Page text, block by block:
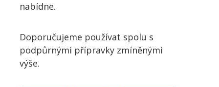
nabídne.
Doporučujeme používat spolu s
podpůrnými přípravky zmíněnými
výše.